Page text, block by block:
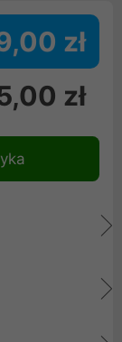
zł
zł